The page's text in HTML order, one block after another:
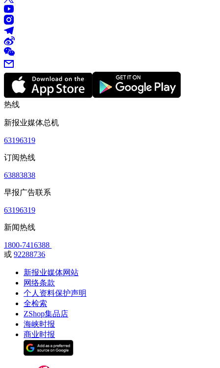
热线
新报业媒体总机
63196319
订阅热线
63883838
早报广告联系
63196319
新闻热线
1800-7416388
或 92288736
新报业媒体网站
网络条款
个人资料保护声明
全检索
ZShop集品店
海峡时报
商业时报